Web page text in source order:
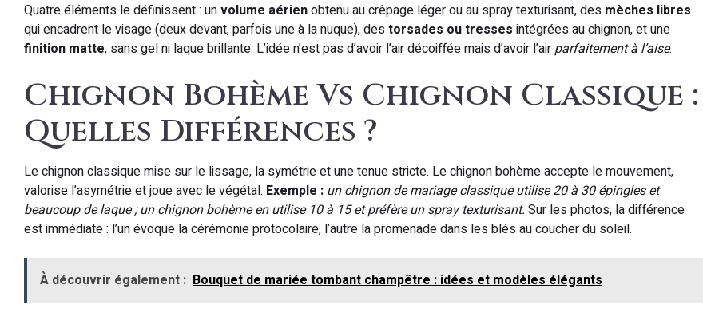
Quatre éléments le définissent : unvolume aérienobtenu au crêpage léger ou au spray texturisant, des mèches libres
qui encadrent le visage (deux devant, parfois une à la nuque), des torsades ou tresses intégrées au chignon, et une
finition matte, sans gel ni laque brillante. L’idée n’est pas d’avoir l’air décoiffée mais d’avoir l’airparfaitement à l’aise.
Chignon Bohème Vs Chignon Classique :
Quelles Différences ?
Le chignon classique mise sur le lissage, la symétrie et une tenue stricte. Le chignon bohème accepte le mouvement,
valorise l’asymétrie et joue avec le végétal. Exemple : un chignon de mariage classique utilise 20 à 30 épingles et
beaucoup de laque ; un chignon bohème en utilise 10 à 15 et préfère un spray texturisant. Sur les photos, la différence
est immédiate : l’un évoque la cérémonie protocolaire, l’autre la promenade dans les blés au coucher du soleil.
À découvrir également : Bouquet de mariée tombant champêtre : idées et modèles élégants